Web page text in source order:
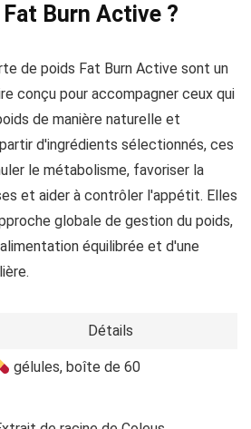
Fat Burn Active ?
de poids Fat Burn Active sont un
conçu pour accompagner ceux qui
de manière naturelle et
d'ingrédients sélectionnés, ces
le métabolisme, favoriser la
et aider à contrôler l'appétit. Elles
globale de gestion du poids,
équilibrée et d'une
Détails
gélules, boîte de 60